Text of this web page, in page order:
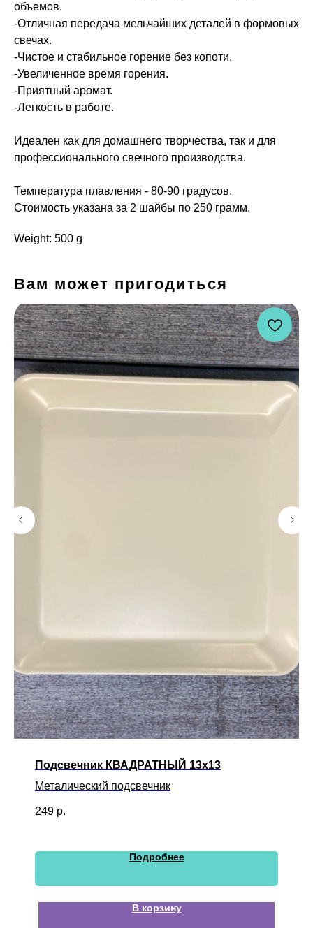
объемов.
-Отличная передача мельчайших деталей в формовых
свечах.
-Чистое и стабильное горение без копоти.
-Увеличенное время горения.
-Приятный аромат.
-Легкость в работе.
Идеален как для домашнего творчества, так и для
профессионального свечного производства.
Температура плавления - 80-90 градусов.
Стоимость указана за 2 шайбы по 250 грамм.
Weight: 500 g
Вам может пригодиться
Подсвечник КВАДРАТНЫЙ 13х13
Металический подсвечник
249 р.
Подробнее
В корзину